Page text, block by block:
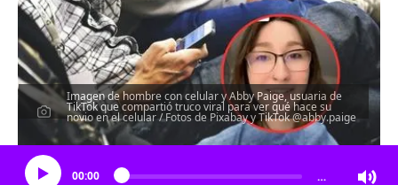
Imagen de hombre con celular y Abby Paige, usuaria de
TikTok que compartió truco viral para ver qué hace su
novio en el celular / Fotos de Pixabay y TikTok @abby.paige
Escucha el artículo
00:00 …